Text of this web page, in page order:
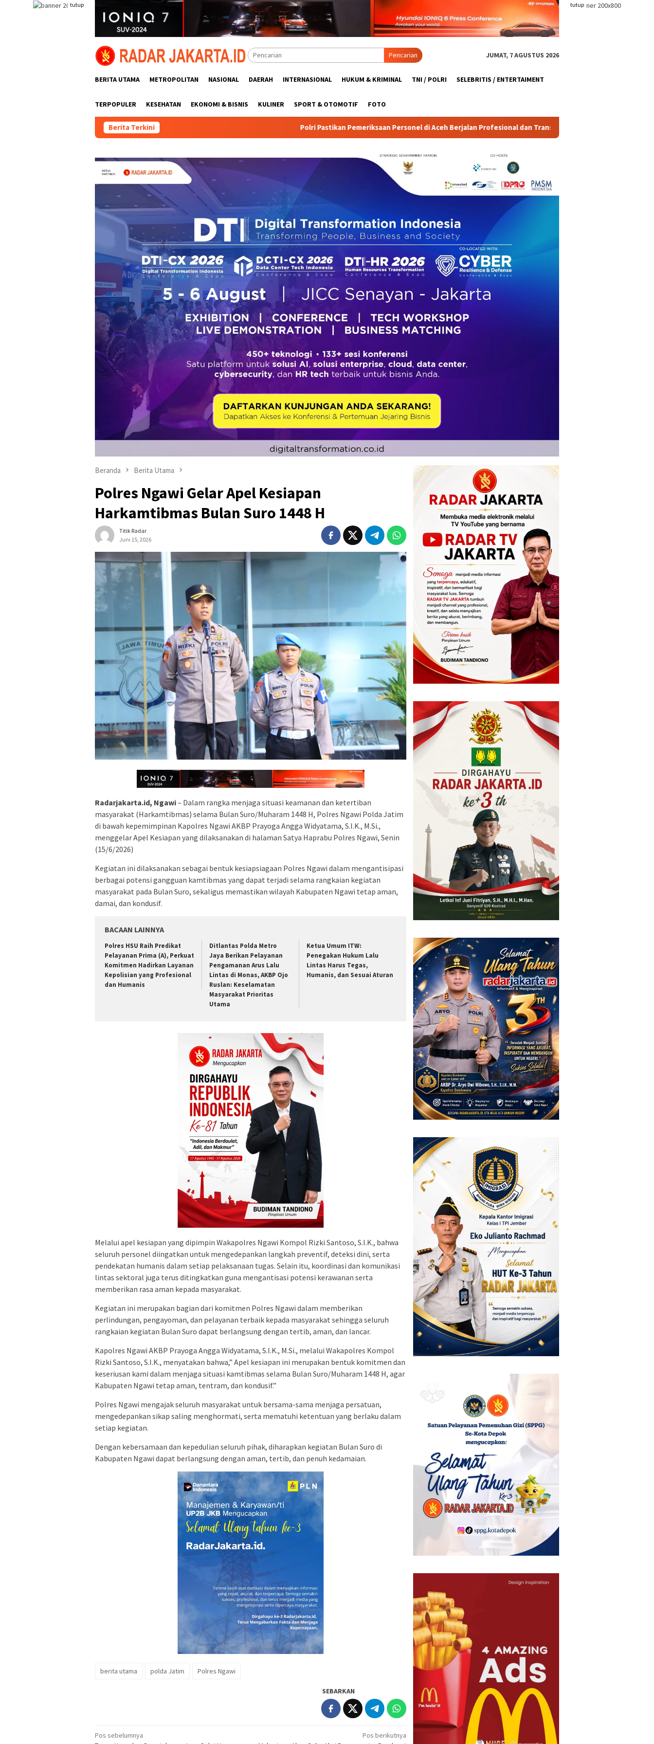
tutup tutup
Pencarian JUMAT, 7 AGUSTUS 2026
BERITA UTAMA METROPOLITAN NASIONAL DAERAH INTERNASIONAL HUKUM & KRIMINAL TNI / POLRI SELEBRITIS / ENTERTAIMENT
TERPOPULER KESEHATAN EKONOMI & BISNIS KULINER SPORT & OTOMOTIF FOTO
Berita Terkini Polri Pastikan Pemeriksaan Personel di Aceh Berjalan Profesional dan Transparan Polda Metro Jaya Tindak Konten
Beranda Berita Utama
Polres Ngawi Gelar Apel Kesiapan
Harkamtibmas Bulan Suro 1448 H
Titik Radar
Juni 15, 2026
Radarjakarta.id, Ngawi– Dalam rangka menjaga situasi keamanan dan ketertiban
masyarakat (Harkamtibmas) selama Bulan Suro/Muharam 1448 H, Polres Ngawi Polda Jatim
di bawah kepemimpinan Kapolres Ngawi AKBP Prayoga Angga Widyatama, S.I.K., M.Si.,
menggelar Apel Kesiapan yang dilaksanakan di halaman Satya Haprabu Polres Ngawi, Senin
(15/6/2026)
Kegiatan ini dilaksanakan sebagai bentuk kesiapsiagaan Polres Ngawi dalam mengantisipasi
berbagai potensi gangguan kamtibmas yang dapat terjadi selama rangkaian kegiatan
masyarakat pada Bulan Suro, sekaligus memastikan wilayah Kabupaten Ngawi tetap aman,
damai, dan kondusif.
BACAAN LAINNYA
Polres HSU Raih Predikat
Pelayanan Prima (A), Perkuat
Komitmen Hadirkan Layanan
Kepolisian yang Profesional
dan Humanis
Ditlantas Polda Metro
Jaya Berikan Pelayanan
Pengamanan Arus Lalu
Lintas di Monas, AKBP Ojo
Ruslan: Keselamatan
Masyarakat Prioritas
Utama
Ketua Umum ITW:
Penegakan Hukum Lalu
Lintas Harus Tegas,
Humanis, dan Sesuai Aturan
Melalui apel kesiapan yang dipimpin Wakapolres Ngawi Kompol Rizki Santoso, S.I.K., bahwa
seluruh personel diingatkan untuk mengedepankan langkah preventif, deteksi dini, serta
pendekatan humanis dalam setiap pelaksanaan tugas. Selain itu, koordinasi dan komunikasi
lintas sektoral juga terus ditingkatkan guna mengantisasi potensi kerawanan serta
memberikan rasa aman kepada masyarakat.
Kegiatan ini merupakan bagian dari komitmen Polres Ngawi dalam memberikan
perlindungan, pengayoman, dan pelayanan terbaik kepada masyarakat sehingga seluruh
rangkaian kegiatan Bulan Suro dapat berlangsung dengan tertib, aman, dan lancar.
Kapolres Ngawi AKBP Prayoga Angga Widyatama, S.I.K., M.Si., melalui Wakapolres Kompol
Rizki Santoso, S.I.K., menyatakan bahwa,” Apel kesiapan ini merupakan bentuk komitmen dan
keseriusan kami dalam menjaga situasi kamtibmas selama Bulan Suro/Muharam 1448 H, agar
Kabupaten Ngawi tetap aman, tentram, dan kondusif.”
Polres Ngawi mengajak seluruh masyarakat untuk bersama-sama menjaga persatuan,
mengedepankan sikap saling menghormati, serta mematuhi ketentuan yang berlaku dalam
setiap kegiatan.
Dengan kebersamaan dan kepedulian seluruh pihak, diharapkan kegiatan Bulan Suro di
Kabupaten Ngawi dapat berlangsung dengan aman, tertib, dan penuh kedamaian.
berita utama polda Jatim Polres Ngawi
SEBARKAN
Navigasi
Pos sebelumnya
Pos berikutnya